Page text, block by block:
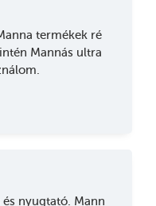
termékek ré
Mannás ultra
nyugtató. Mann